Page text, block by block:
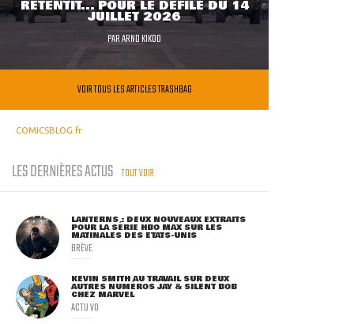
RETENTIT... POUR LE DÉFILÉ DU 14
JUILLET 2026
PARARNO KIKOO
VOIR TOUS LES ARTICLES TRASHBAG
COMICSBLOG.fr
LES DERNIÈRES ACTUS TOUT VOIR
LANTERNS : DEUX NOUVEAUX EXTRAITS
POUR LA SÉRIE HBO MAX SUR LES
MATINALES DES ETATS-UNIS
BRÈVE
KEVIN SMITH AU TRAVAIL SUR DEUX
AUTRES NUMÉROS JAY & SILENT BOB
CHEZ MARVEL
ACTU VO